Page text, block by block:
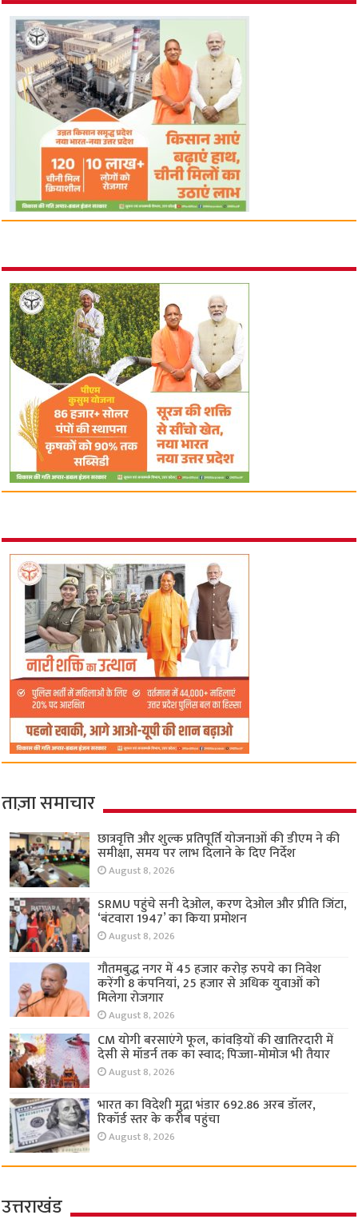
ताज़ा समाचार
छात्रवृत्ति और शुल्क प्रतिपूर्ति योजनाओं की डीएम ने की
समीक्षा, समय पर लाभ दिलाने के दिए निर्देश
August 8, 2026
SRMU पहुंचे सनी देओल, करण देओल और प्रीति जिंटा,
‘बंटवारा 1947’ का किया प्रमोशन
August 8, 2026
गौतमबुद्ध नगर में 45 हजार करोड़ रुपये का निवेश
करेंगी 8 कंपनियां, 25 हजार से अधिक युवाओं को
मिलेगा रोजगार
August 8, 2026
CM योगी बरसाएंगे फूल, कांवड़ियों की खातिरदारी में
देसी से मॉडर्न तक का स्वाद; पिज्जा-मोमोज भी तैयार
August 8, 2026
भारत का विदेशी मुद्रा भंडार 692.86 अरब डॉलर,
रिकॉर्ड स्तर के करीब पहुंचा
August 8, 2026
उत्तराखंड